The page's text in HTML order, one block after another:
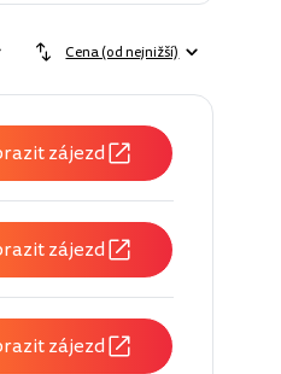
Cena (od nejnižší)
zájezd
zájezd
zájezd